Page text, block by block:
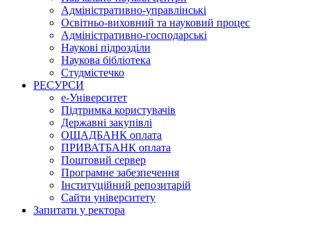
Адміністративно-управлінські
Освітньо-виховний та науковий процес
Адміністративно-господарські
Наукові підрозділи
Наукова бібліотека
Студмістечко
РЕСУРСИ
е-Університет
Підтримка користувачів
Державні закупівлі
ОЩАДБАНК оплата
ПРИВАТБАНК оплата
Поштовий сервер
Програмне забезпечення
Інституційний репозитарій
Сайти університету
Запитати у ректора